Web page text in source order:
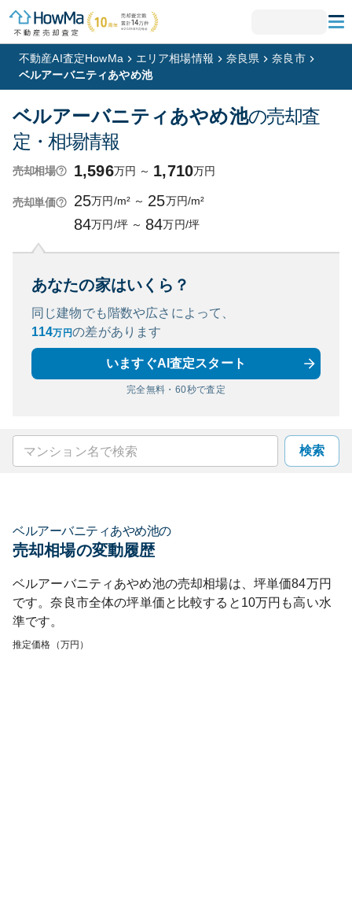
不動産AI査定HowMa エリア相場情報 奈良県
奈良市
ベルアーバニティあやめ池
ベルアーバニティあやめ池の売却査
定・相場情報
売却相場 1,596万円 ～ 1,710万円
売却単価 25万円/m² ～ 25万円/m²
84万円/坪 ～ 84万円/坪
あなたの家はいくら？
同じ建物でも階数や広さによって、
114万円の差があります
いますぐAI査定スタート
完全無料・60秒で査定
検索
ベルアーバニティあやめ池の
売却相場の変動履歴
ベルアーバニティあやめ池の売却相場は、坪単価84万円
です。奈良市全体の坪単価と比較すると 10万円も高い水
準です。
推定価格（万円）